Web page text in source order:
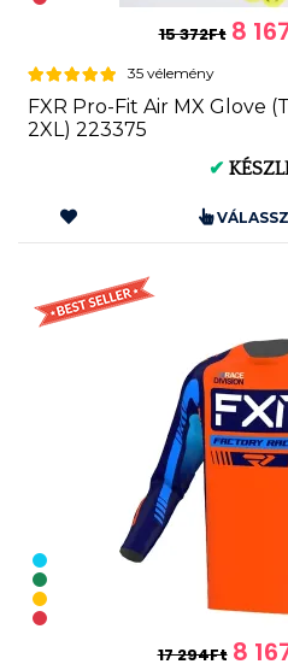
15 372Ft 8
35 vélemény
FXR Pro-Fit Air MX Glove
2XL) 223375
✔
17 294Ft 8